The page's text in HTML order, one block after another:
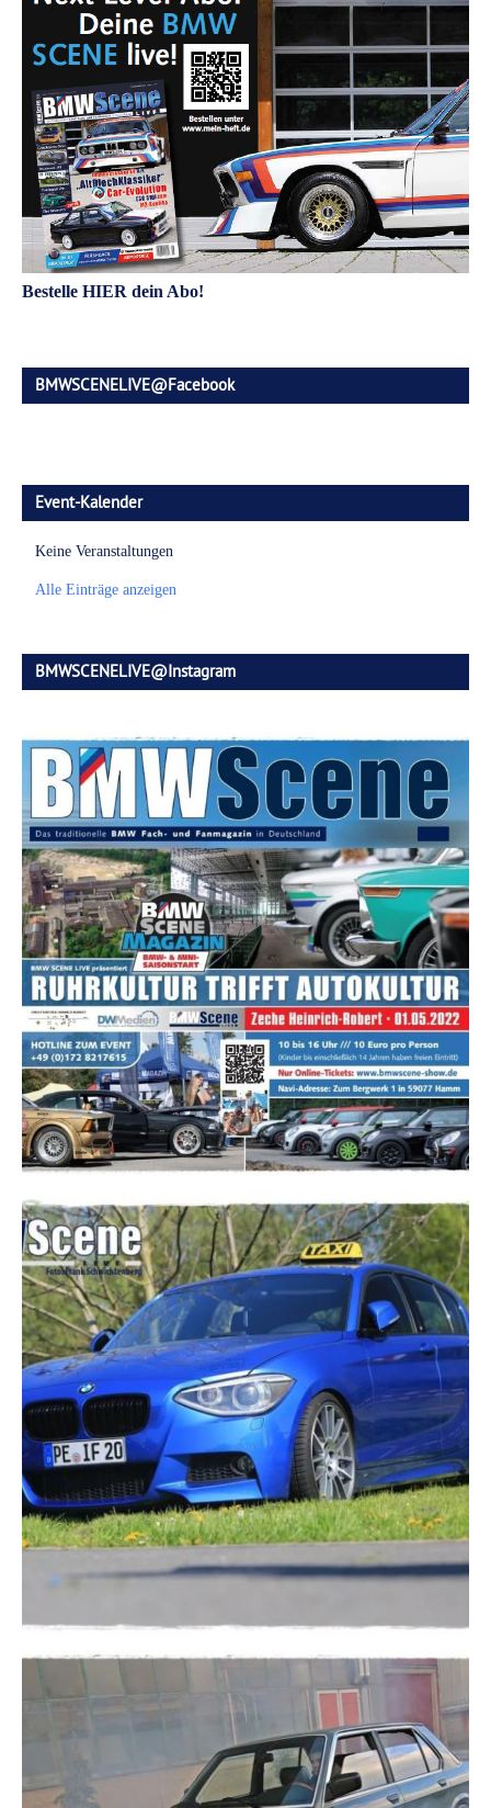
Bestelle HIER dein Abo!
BMWSCENELIVE@Facebook
Event-Kalender
Keine Veranstaltungen
Alle Einträge anzeigen
BMWSCENELIVE@Instagram